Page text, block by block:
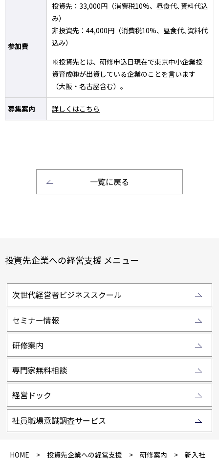
参加費
投資先：33,000円（消費税10%、昼食代､資料代込
み）
非投資先：44,000円（消費税10%、昼食代､資料代
込み）
※投資先とは、研修申込日現在で東京中小企業投
資育成㈱が出資している企業のことを言います
（大阪・名古屋含む）。
募集案内 詳しくはこちら
一覧に戻る
投資先企業への経営支援 メニュー
次世代経営者ビジネススクール
セミナー情報
研修案内
専門家無料相談
経営ドック
社員職場意識調査サービス
HOME > 投資先企業への経営支援 > 研修案内 > 新入社